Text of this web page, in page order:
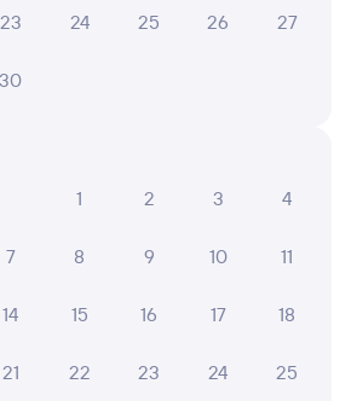
23 24 25 26 27
30
1
2 3 4
7 8 9 10 11
14 15 16 17 18
21 22 23 24 25